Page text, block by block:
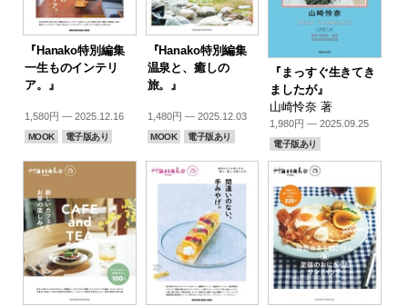
『Hanako特別編集
一生ものインテリ
ア。』
1,580円 — 2025.12.16
MOOK 電子版あり
『Hanako特別編集
温泉と、癒しの
旅。』
1,480円 — 2025.12.03
MOOK 電子版あり
『まっすぐ生きてき
ましたが』
山崎怜奈 著
1,980円 — 2025.09.25
電子版あり